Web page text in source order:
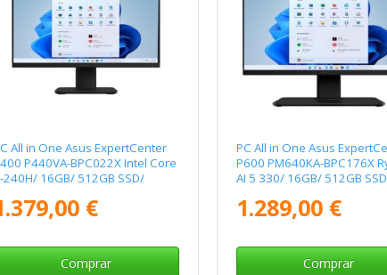
All in One Asus ExpertCenter
P440VA-BPC022X Intel Core
240H/ 16GB/ 512GB SSD/
€
Comprar
PC All in One Asus
P600 PM640KA-BPC176X
AI 5 330/ 16GB/ 512GB
1.289,00 €
Comprar